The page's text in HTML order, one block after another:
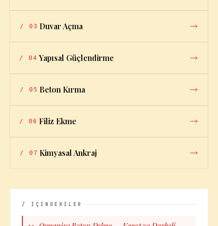
/ 03 Duvar Açma
/ 04 Yapısal Güçlendirme
/ 05 Beton Kırma
/ 06 Filiz Ekme
/ 07 Kimyasal Ankraj
/ İÇİNDEKİLER